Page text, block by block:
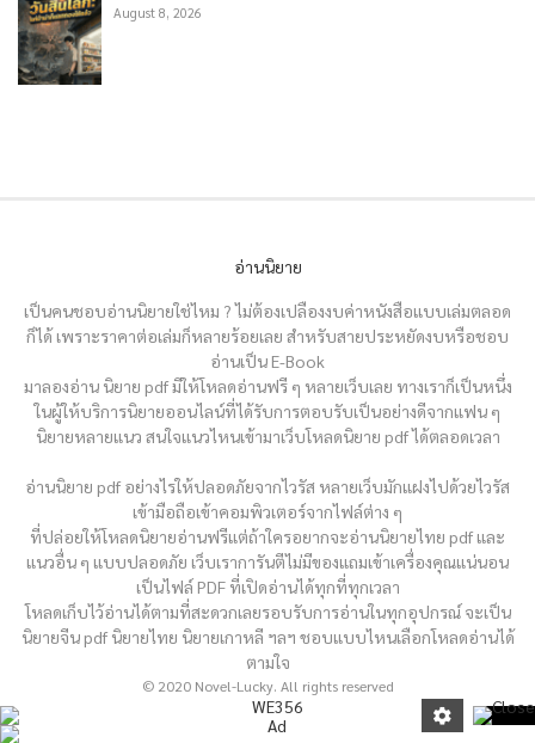
August 8, 2026
อ่านนิยาย
เป็นคนชอบอ่านนิยายใช่ไหม ? ไม่ต้องเปลืองงบค่าหนังสือแบบเล่มตลอด
ก็ได้ เพราะราคาต่อเล่มก็หลายร้อยเลย สำหรับสายประหยัดงบหรือชอบ
อ่านเป็น E-Book
มาลองอ่าน นิยาย pdf มีให้โหลดอ่านฟรี ๆ หลายเว็บเลย ทางเราก็เป็นหนึ่ง
ในผู้ให้บริการนิยายออนไลน์ที่ได้รับการตอบรับเป็นอย่างดีจากแฟน ๆ
นิยายหลายแนว สนใจแนวไหนเข้ามาเว็บโหลดนิยาย pdf ได้ตลอดเวลา
อ่านนิยาย pdf อย่างไรให้ปลอดภัยจากไวรัส หลายเว็บมักแฝงไปด้วยไวรัส
เข้ามือถือเข้าคอมพิวเตอร์จากไฟล์ต่าง ๆ
ที่ปล่อยให้โหลดนิยายอ่านฟรีแต่ถ้าใครอยากจะอ่านนิยายไทย pdf และ
แนวอื่น ๆ แบบปลอดภัย เว็บเราการันตีไม่มีของแถมเข้าเครื่องคุณแน่นอน
เป็นไฟล์ PDF ที่เปิดอ่านได้ทุกที่ทุกเวลา
โหลดเก็บไว้อ่านได้ตามที่สะดวกเลยรอบรับการอ่านในทุกอุปกรณ์ จะเป็น
นิยายจีน pdf นิยายไทย นิยายเกาหลี ฯลฯ ชอบแบบไหนเลือกโหลดอ่านได้
ตามใจ
© 2020 Novel-Lucky. All rights reserved